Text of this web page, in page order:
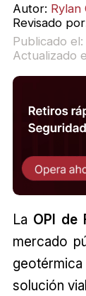
Autor: Rylan
Revisado
Publicado el:
Actualizado
La OPI de
mercado
geotérmica
solución